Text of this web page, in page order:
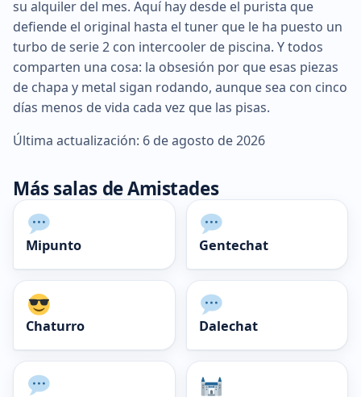
su alquiler del mes. Aquí hay desde el purista que
defiende el original hasta el tuner que le ha puesto un
turbo de serie 2 con intercooler de piscina. Y todos
comparten una cosa: la obsesión por que esas piezas
de chapa y metal sigan rodando, aunque sea con cinco
días menos de vida cada vez que las pisas.
Última actualización: 6 de agosto de 2026
Más salas de Amistades
Mipunto Gentechat
Chaturro Dalechat